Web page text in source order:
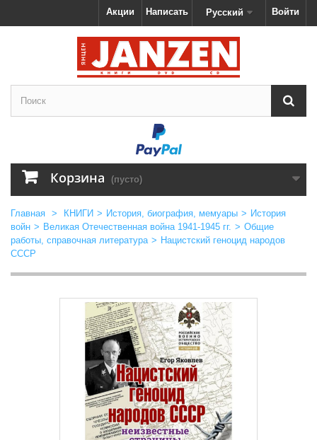
Войти
Русский
Написать
Акции
Корзина (пусто)
Главная > КНИГИ > История, биография, мемуары > История
войн > Великая Отечественная война 1941-1945 гг. > Общие
работы, справочная литература > Нацистский геноцид народов
СССР